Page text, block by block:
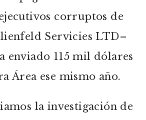
corruptos de
Servicies LTD–
enviado 115 mil dólares
Área ese mismo año.
la investigación de